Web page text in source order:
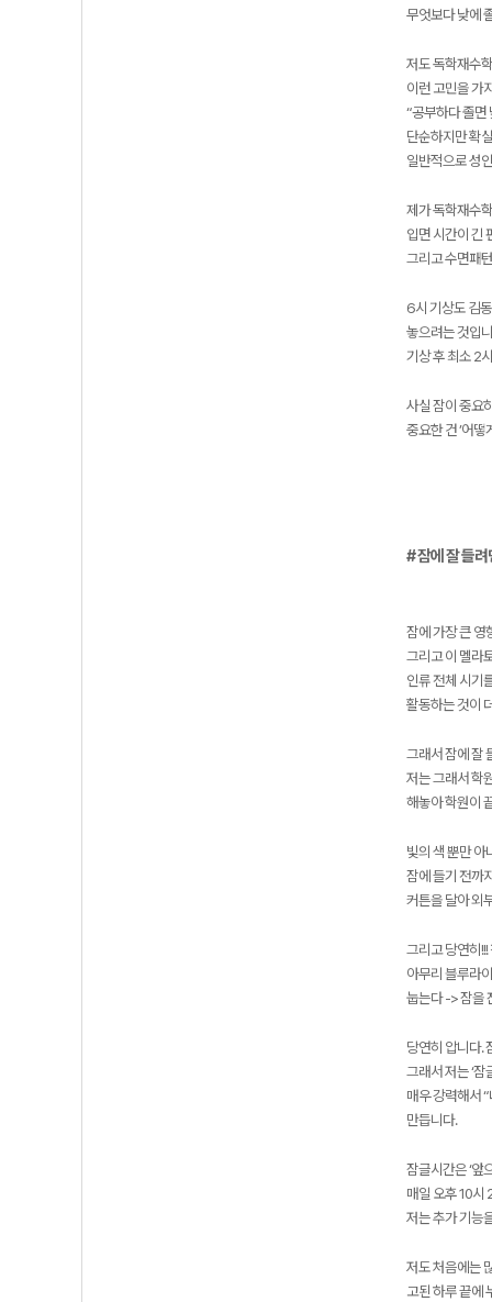
무엇보다 낮에
저도 독학재수
이런 고민을 가
“공부하다 졸면
단순하지만 확
일반적으로 성
제가 독학재수
입면 시간이 긴
그리고 수면패
6시 기상도 김
놓으려는 것입
기상 후 최소 2
사실 잠이 중요
중요한 건 ’어떻
# 잠에 잘 들
잠에 가장 큰 영
그리고 이 멜라
인류 전체 시기
활동하는 것이
그래서 잠에 잘
저는 그래서 학
해놓아 학원이
빛의 색 뿐만 아
잠에 들기 전까
커튼을 달아 외
그리고 당연히
아무리 블루라
눕는다 -> 잠을
당연히 압니다.
그래서 저는 ‘
매우 강력해서
만듭니다.
잠글시간은 ‘앞
매일 오후 10시
저는 추가 기능
저도 처음에는
고된 하루 끝에